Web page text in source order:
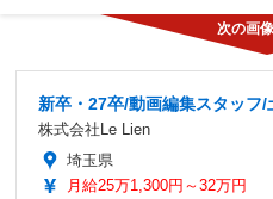
新卒・27卒/動画編集スタッフ
株式会社Le Lien
埼玉県
月給25万1,300円～32万円